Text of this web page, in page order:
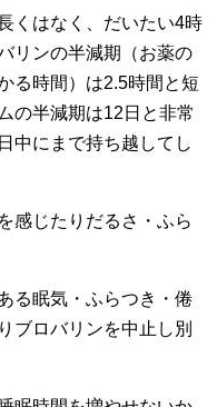
くはなく、だいたい4時
リンの半減期（お薬の
る時間）は2.5時間と短
の半減期は12日と非常
中にまで持ち越してし
感じたりだるさ・ふら
る眠気・ふらつき・倦
ブロバリンを中止し別